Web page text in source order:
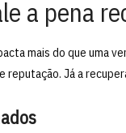
a pena
mais do que uma
reputação. Já a